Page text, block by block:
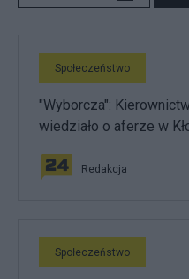
Społeczeństwo
"Wyborcza":
wiedziało o aferze w
Redakcja
Społeczeństwo